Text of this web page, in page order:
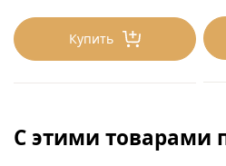
Купить
С этими товарами